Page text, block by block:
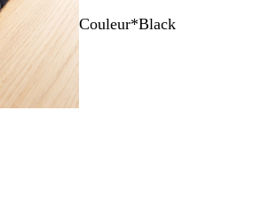
Couleur*Black
B
l
c
B
l
e
R
e
A
s
o